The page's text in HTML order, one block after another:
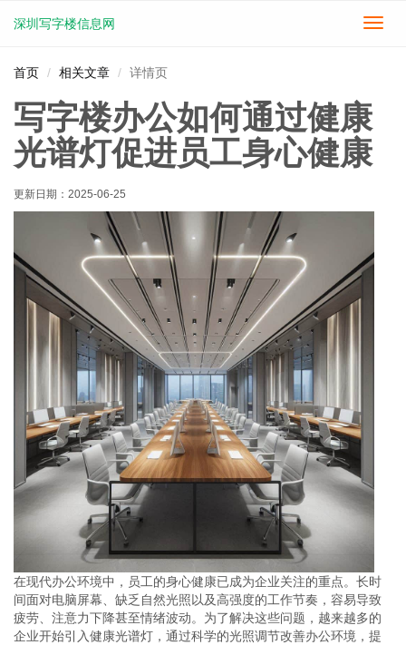
切
深圳写字楼信息网
首页 相关文章 详情页
写字楼办公如何通过健康
光谱灯促进员工身心健康
更新日期： 2025-06-25
在现代办公环境中，员工的身心健康已成为企业关注的重点。长时
间面对电脑屏幕、缺乏自然光照以及高强度的工作节奏，容易导致
疲劳、注意力下降甚至情绪波动。为了解决这些问题，越来越多的
企业开始引入健康光谱灯，通过科学的光照调节改善办公环境，提